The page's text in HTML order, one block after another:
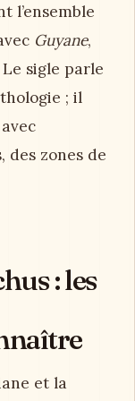
l’ensemble
Guyane,
sigle parle
; il
des zones de
: les
et la